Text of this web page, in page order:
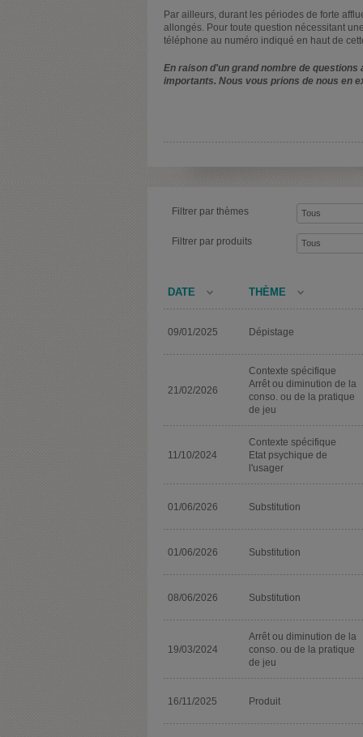
Par ailleurs, durant les périodes de forte
allongés. Pour toute question nécessitant
téléphone au numéro indiqué en haut de
En raison d'un grand nombre de
importants. Nous vous prions de nous en
Filtrer par thèmes
Filtrer par produits
DATE THÈME
09/01/2025 Dépistage
21/02/2026
Contexte spécifique
Arrêt ou diminution de la
conso. ou de la pratique
de jeu
11/10/2024
Contexte spécifique
Etat psychique de
l'usager
01/06/2026 Substitution
01/06/2026 Substitution
08/06/2026 Substitution
19/03/2024
Arrêt ou diminution de la
conso. ou de la pratique
de jeu
16/11/2025 Produit